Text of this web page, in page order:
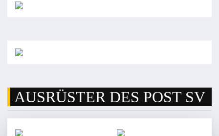
AUSRÜSTER DES POST SV